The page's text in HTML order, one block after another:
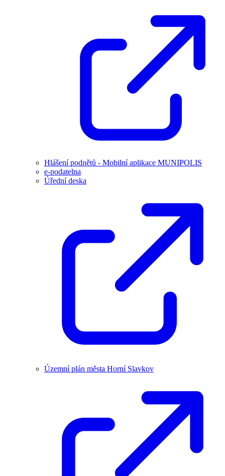
Hlášení podnětů - Mobilní aplikace MUNIPOLIS
e-podatelna
Úřední deska
Územní plán města Horní Slavkov